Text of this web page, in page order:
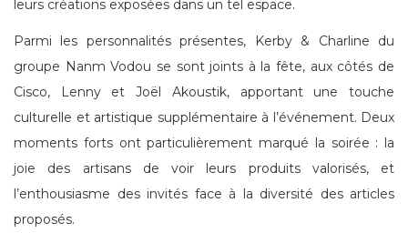
leurs créations exposées dans un tel espace.
Parmi les personnalités présentes, Kerby & Charline du
groupe Nanm Vodou se sont joints à la fête, aux côtés de
Cisco, Lenny et Joël Akoustik, apportant une touche
culturelle et artistique supplémentaire à l’événement. Deux
moments forts ont particulièrement marqué la soirée : la
joie des artisans de voir leurs produits valorisés, et
l’enthousiasme des invités face à la diversité des articles
proposés.